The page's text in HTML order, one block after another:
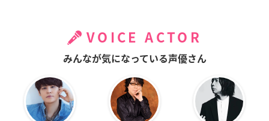
VOICE ACTOR
みんなが気になっている声優さん